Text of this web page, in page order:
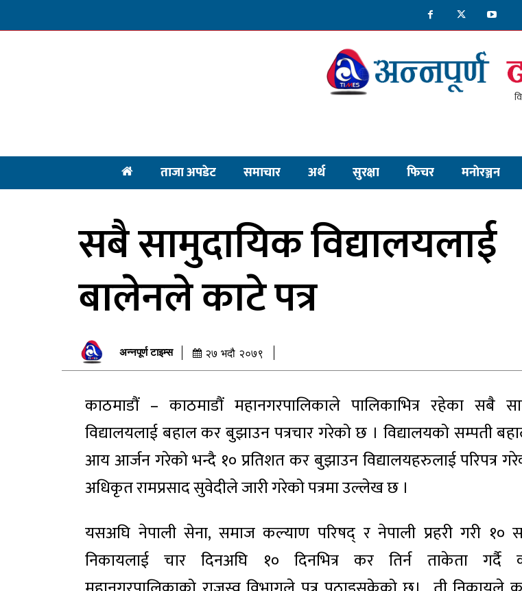
ताजा अपडेट समाचार अर्थ सुरक्षा फिचर मनाेरञ्जन
सबै सामुदायिक विद्यालयलाई
बालेनले काटे पत्र
अन्नपूर्ण टाइम्स २७ भदौ २०७९
काठमाडौं – काठमाडौं महानगरपालिकाले पालिकाभित्र रहेका सबै
विद्यालयलाई बहाल कर बुझाउन पत्रचार गरेको छ । विद्यालयको सम्पती
आय आर्जन गरेको भन्दै १० प्रतिशत कर बुझाउन विद्यालयहरुलाई परिपत्र
अधिकृत रामप्रसाद सुवेदीले जारी गरेको पत्रमा उल्लेख छ ।
यसअघि नेपाली सेना, समाज कल्याण परिषद् र नेपाली प्रहरी गरी १०
निकायलाई चार दिनअघि १० दिनभित्र कर तिर्न ताकेता गर्दै